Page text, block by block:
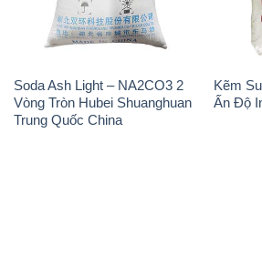
Soda Ash Light – NA2CO3 2
Vòng Tròn Hubei Shuanghuan
Trung Quốc China
Kẽm
Ấn Độ